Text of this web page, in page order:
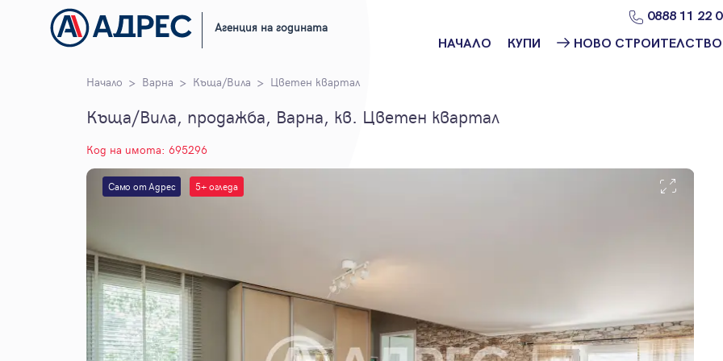
Агенция на годината
0888 11 22
НАЧАЛО КУПИ
Защо да купя
НОВО СТРОИТЕЛСТВО
Проекти ново
строителство
Начало Варна Къща/Вила Цветен квартал
Къща/Вила, продажба, Варна, кв. Цветен квартал
Код на имота: 695296
Само от Адрес 5+ огледа